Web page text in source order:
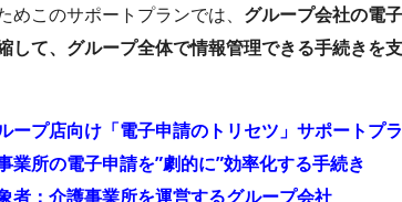
めこのサポートプランでは、 グループ会社の電
して、グループ全体で情報管理できる手続きを
ープ店向け「電子申請のトリセツ」サポートプ
業所の電子申請を”劇的に”効率化する手続き
者：介護事業所を運営するグループ会社